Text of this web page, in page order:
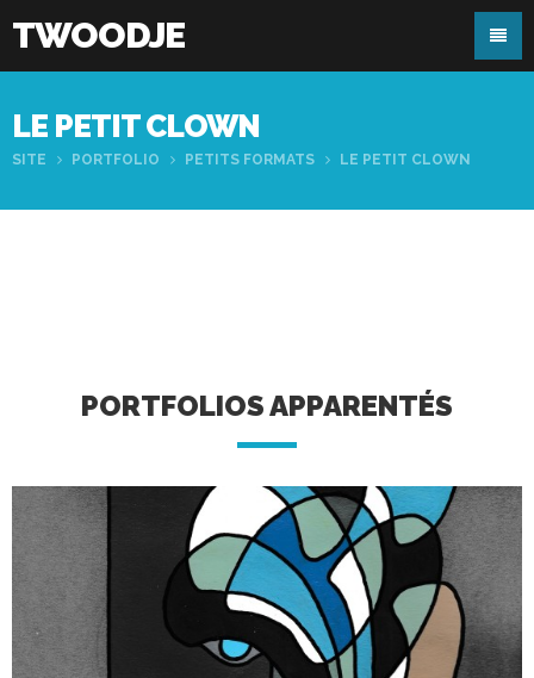
TWOODJE
LE PETIT CLOWN
SITE PORTFOLIO PETITS FORMATS LE PETIT CLOWN
PORTFOLIOS APPARENTÉS